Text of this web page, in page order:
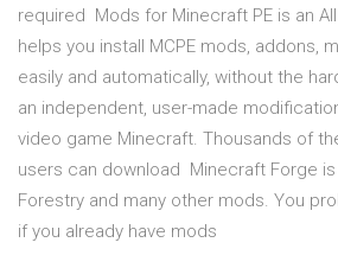
required Mods for Minecraft PE is an
helps you install MCPE mods, addons,
easily and automatically, without the
an independent, user-made
video game Minecraft. Thousands of
users can download Minecraft Forge
Forestry and many other mods. You
if you already have mods